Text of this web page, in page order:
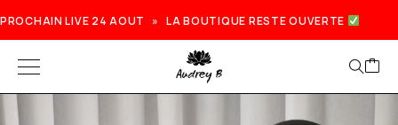
PROCHAIN LIVE 24 AOUT » LA BOUTIQUE RESTE OUVERTE